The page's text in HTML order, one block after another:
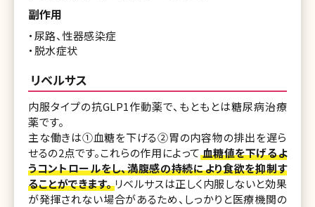
副作用
・尿路、性器感染症
・脱水症状
リベルサス
内服タイプの抗GLP1作動薬で、もともとは糖尿病治療
薬です。
主な働きは①血糖を下げる②胃の内容物の排出を遅ら
せるの2点です。これらの作用によって 血糖値を下げるよ
うコントロールをし、満腹感の持続により食欲を抑制す
ることができます。リベルサスは正しく内服しないと効果
が発揮されない場合があるため、しっかりと医療機関の